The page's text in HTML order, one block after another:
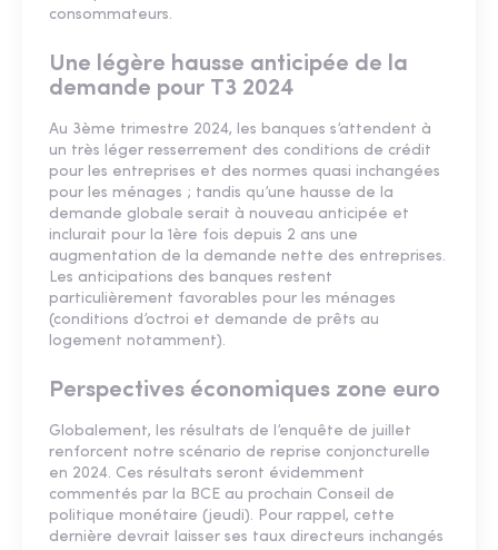
consommateurs.
Une légère hausse anticipée de la
demande pour T3 2024
Au 3ème trimestre 2024, les banques s’attendent à
un très léger resserrement des conditions de crédit
pour les entreprises et des normes quasi inchangées
pour les ménages ; tandis qu’une hausse de la
demande globale serait à nouveau anticipée et
inclurait pour la 1ère fois depuis 2 ans une
augmentation de la demande nette des entreprises.
Les anticipations des banques restent
particulièrement favorables pour les ménages
(conditions d’octroi et demande de prêts au
logement notamment).
Perspectives économiques zone euro
Globalement, les résultats de l’enquête de juillet
renforcent notre scénario de reprise conjoncturelle
en 2024. Ces résultats seront évidemment
commentés par la BCE au prochain Conseil de
politique monétaire (jeudi). Pour rappel, cette
dernière devrait laisser ses taux directeurs inchangés